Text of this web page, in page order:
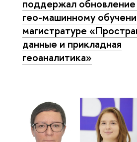
поддержал обновление
гео-машинному
магистратуре
данные и прикладная
геоаналитика»